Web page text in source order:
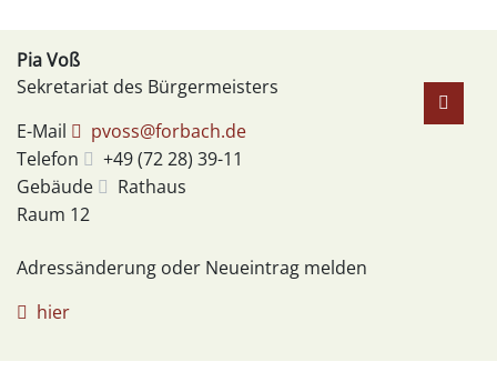
PiaVoß
Sekretariat des Bürgermeisters
E-Mail
pvoss@forbach.de
Telefon
+49 (7228) 39-11
Gebäude
Rathaus
Raum 12
Adressänderung oder Neueintrag melden
hier